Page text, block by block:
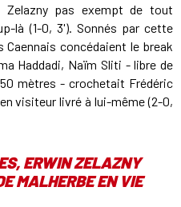
Zelazny pas exempt de tout
là (1-0, 3'). Sonnés par cette
concédaient le break
Haddadi, Naïm Sliti - libre de
mètres - crochetait Frédéric
visiteur livré à lui-même (2-0,
ERWIN ZELAZNY
MALHERBE EN VIE